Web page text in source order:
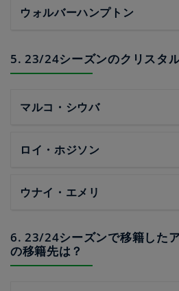
ウォルバーハンプトン
5. 23/24シーズンのクリスタ
マルコ・シウバ
ロイ・ホジソン
ウナイ・エメリ
6. 23/24シーズンで移籍した
の移籍先は？